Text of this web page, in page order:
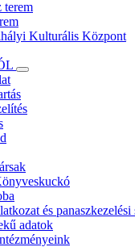
terem
Kulturális Központ
és panaszkezelési
adatok